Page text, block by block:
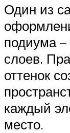
Один из
подиума –
слоев.
оттенок
каждый
место.